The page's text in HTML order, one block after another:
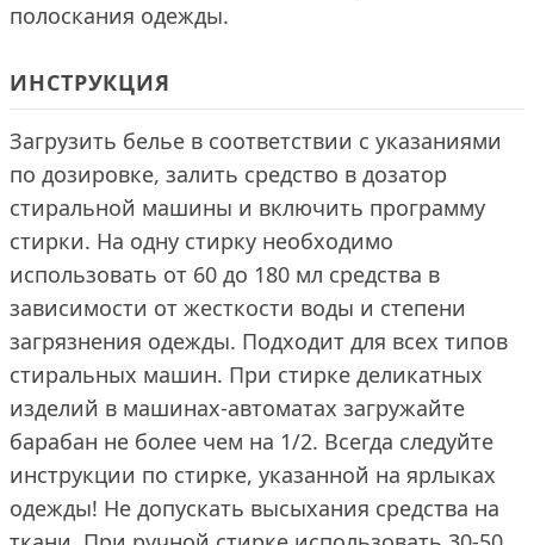
полоскания одежды.
ИНСТРУКЦИЯ
Загрузить белье в соответствии с указаниями
по дозировке, залить средство в дозатор
стиральной машины и включить программу
стирки. На одну стирку необходимо
использовать от 60 до 180 мл средства в
зависимости от жесткости воды и степени
загрязнения одежды. Подходит для всех типов
стиральных машин. При стирке деликатных
изделий в машинах-автоматах загружайте
барабан не более чем на 1/2. Всегда следуйте
инструкции по стирке, указанной на ярлыках
одежды! Не допускать высыхания средства на